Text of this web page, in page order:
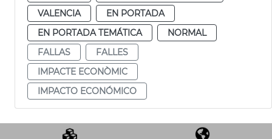
VALENCIA
EN PORTADA
EN PORTADA TEMÁTICA
NORMAL
FALLAS
FALLES
IMPACTE ECONÒMIC
IMPACTO ECONÓMICO